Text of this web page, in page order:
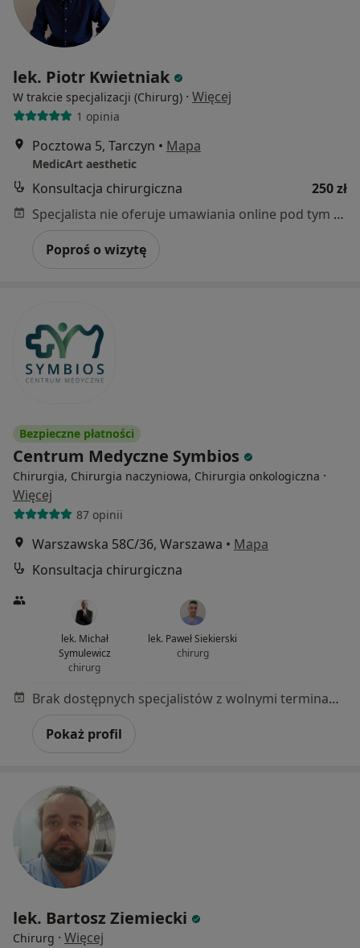
lek. Piotr Kwietniak
W trakcie specjalizacji (Chirurg) · Więcej
1 opinia
Pocztowa 5, Tarczyn • Mapa
MedicArt aesthetic
Konsultacja chirurgiczna
250 zł
Specjalista nie oferuje umawiania online pod tym adresem.
Poproś o wizytę
Bezpieczne płatności
Centrum Medyczne Symbios
Chirurgia, Chirurgia naczyniowa, Chirurgia onkologiczna ·
Więcej
87 opinii
Warszawska 58C/36, Warszawa • Mapa
Konsultacja chirurgiczna
lek. Michał
Symulewicz
chirurg
lek. Paweł Siekierski
chirurg
Brak dostępnych specjalistów z wolnymi terminami w tym centrum medycznym.
Pokaż profil
lek. Bartosz Ziemiecki
Chirurg · Więcej